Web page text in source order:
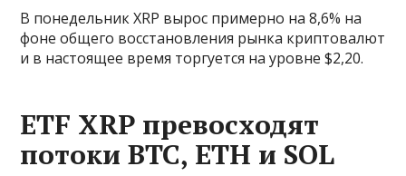
В понедельник XRP вырос примерно на 8,6% на
фоне общего восстановления рынка криптовалют
и в настоящее время торгуется на уровне $2,20.
ETF XRP превосходят
потоки BTC, ETH и SOL